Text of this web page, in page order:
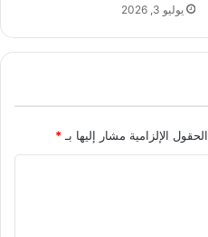
يوليو 3, 2026
الحقول الإلزامية مشار إليها بـ *